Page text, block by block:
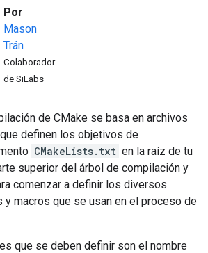
Por
Mason
Trán
Colaborador
de SiLabs
de CMake se basa en archivos
definen los objetivos de
CMakeLists.txt en la raíz de tu
superior del árbol de compilación y
comenzar a definir los diversos
macros que se usan en el proceso de
que se deben definir son el nombre